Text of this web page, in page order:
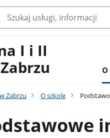
I i II
O
Zabrzu O szkole